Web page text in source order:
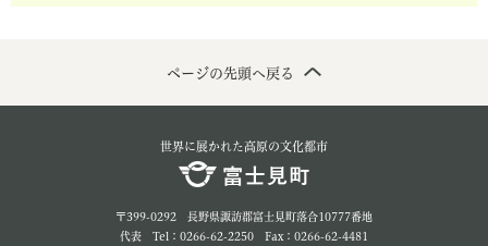
ページの先頭へ戻る
世界に展かれた高原の文化都市
〒399-0292 長野県諏訪郡富士見町落合10777番地
代表 Tel：0266-62-2250 Fax：0266-62-4481